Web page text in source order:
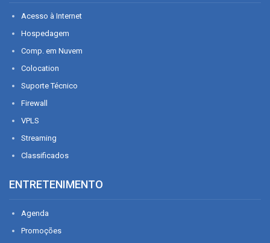
Acesso à Internet
Hospedagem
Comp. em Nuvem
Colocation
Suporte Técnico
Firewall
VPLS
Streaming
Classificados
ENTRETENIMENTO
Agenda
Promoções